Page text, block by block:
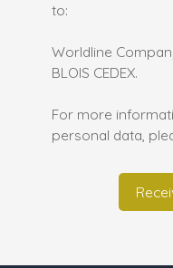
to:
Worldline
BLOIS CEDEX.
For more
personal data,